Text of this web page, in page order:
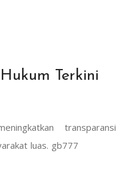
Terkini
transparansi
luas. gb777